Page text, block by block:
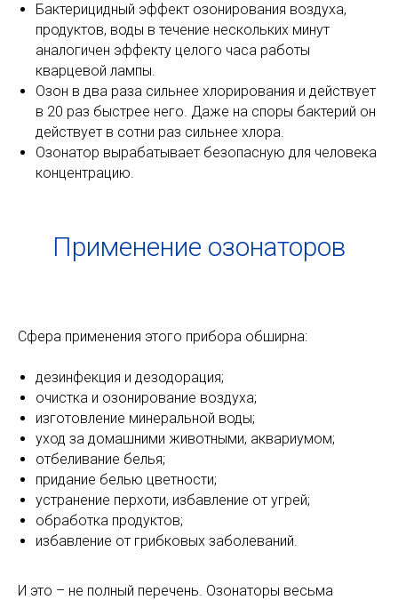
Бактерицидный эффект озонирования воздуха,
продуктов, воды в течение нескольких минут
аналогичен эффекту целого часа работы
кварцевой лампы.
Озон в два раза сильнее хлорирования и действует
в 20 раз быстрее него. Даже на споры бактерий он
действует в сотни раз сильнее хлора.
Озонатор вырабатывает безопасную для человека
концентрацию.
Применение озонаторов
Сфера применения этого прибора обширна:
дезинфекция и дезодорация;
очистка и озонирование воздуха;
изготовление минеральной воды;
уход за домашними животными, аквариумом;
отбеливание белья;
придание белью цветности;
устранение перхоти, избавление от угрей;
обработка продуктов;
избавление от грибковых заболеваний.
И это – не полный перечень. Озонаторы весьма